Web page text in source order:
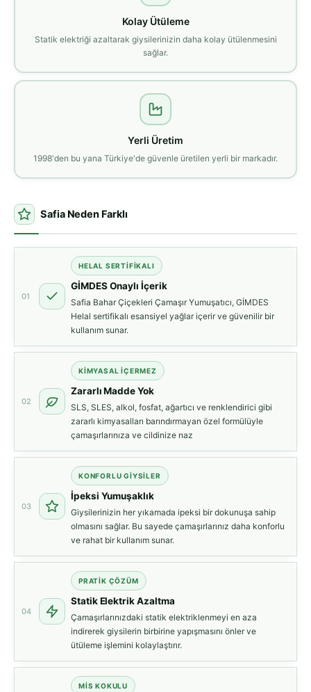
Kolay Ütüleme
Statik elektriği azaltarak giysilerinizin daha kolay ütülenmesini
sağlar.
Yerli Üretim
1998'den bu yana Türkiye'de güvenle üretilen yerli bir markadır.
Safia Neden Farklı
01
HELAL SERTIFIKALI
GİMDES Onaylı İçerik
Safia Bahar Çiçekleri Çamaşır Yumuşatıcı, GİMDES
Helal sertifikalı esansiyel yağlar içerir ve güvenilir bir
kullanım sunar.
02
KIMYASAL İÇERMEZ
Zararlı Madde Yok
SLS, SLES, alkol, fosfat, ağartıcı ve renklendirici gibi
zararlı kimyasalları barındırmayan özel formülüyle
çamaşırlarınıza ve cildinize naz
03
KONFORLU GIYSILER
İpeksi Yumuşaklık
Giysilerinizin her yıkamada ipeksi bir dokunuşa sahip
olmasını sağlar. Bu sayede çamaşırlarınız daha konforlu
ve rahat bir kullanım sunar.
04
PRATIK ÇÖZÜM
Statik Elektrik Azaltma
Çamaşırlarınızdaki statik elektriklenmeyi en aza
indirerek giysilerin birbirine yapışmasını önler ve
ütüleme işlemini kolaylaştırır.
MIS KOKULU